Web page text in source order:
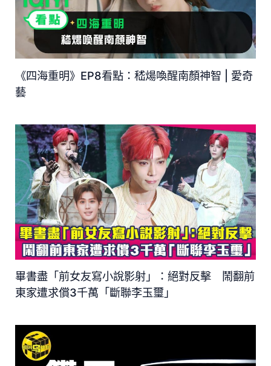
《四海重明》EP8看點：嵇煬喚醒南顏神智 | 愛奇
藝
畢書盡「前女友寫小說影射」：絕對反擊 鬧翻前
東家遭求償3千萬「斷聯李玉璽」